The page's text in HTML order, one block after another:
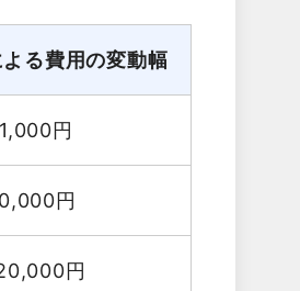
る費用の変動幅
円
円
円